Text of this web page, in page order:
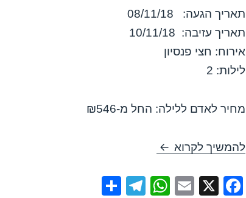
תאריך הגעה: 08/11/18
תאריך עזיבה: 10/11/18
אירוח: חצי פנסיון
לילות: 2
מחיר לאדם ללילה: החל מ-₪546
להמשיך לקרוא חופשה במלון יו מגיק פאלאס – אילת 08/11/2018
F
X
E
W
T